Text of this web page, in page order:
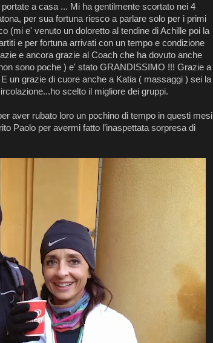
a casa ... Mi ha gentilmente scortato nei 4
per sua fortuna riesco a parlare solo per i primi
(mi e' venuto un doloretto al tendine di Achille poi la
e per fortuna arrivati con un tempo e condizione
e ancora grazie al Coach che ha dovuto anche
sono poche ) e' stato GRANDISSIMO !!! Grazie a
un grazie di cuore anche a Katia ( massaggi ) sei la
scelto il migliore dei gruppi.
aver rubato loro un pochino di tempo in questi mesi
Paolo per avermi fatto l’inaspettata sorpresa di